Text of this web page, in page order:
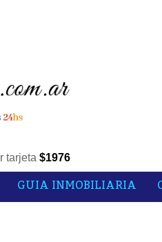
tarjeta $1976
GUIA INMOBILIARIA